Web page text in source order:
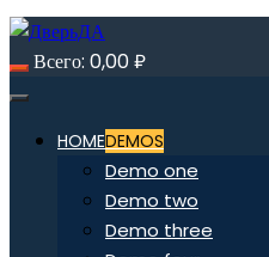
Всего: 0,00₽
HOMEDEMOS
Demo one
Demo two
Demo three